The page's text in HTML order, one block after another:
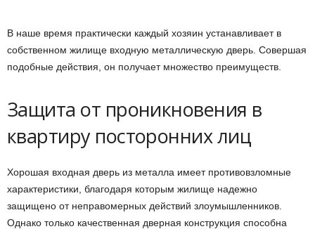
В наше время практически каждый хозяин устанавливает в
собственном жилище входную металлическую дверь. Совершая
подобные действия, он получает множество преимуществ.
Защита от проникновения в
квартиру посторонних лиц
Хорошая входная дверь из металла имеет противовзломные
характеристики, благодаря которым жилище надежно
защищено от неправомерных действий злоумышленников.
Однако только качественная дверная конструкция способна